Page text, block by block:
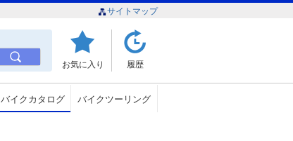
サイトマップ
お気に入り 履歴
バイクカタログ バイクツーリング